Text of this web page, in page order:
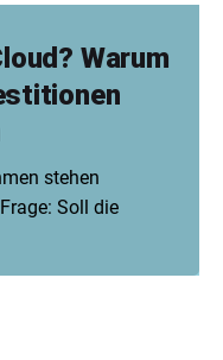
Warum
stehen
Soll die